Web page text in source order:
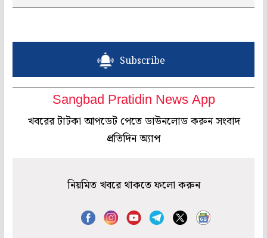
Subscribe
Sangbad Pratidin News App
খবরের টাটকা আপডেট পেতে ডাউনলোড করুন সংবাদ
প্রতিদিন অ্যাপ
নিয়মিত খবরে থাকতে ফলো করুন